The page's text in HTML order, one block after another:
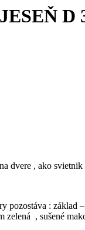
D
dvere , ako
pozostáva :
, sušené